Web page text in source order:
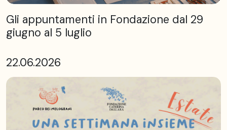
Gli appuntamenti in Fondazione dal 29
giugno al 5 luglio
22.06.2026